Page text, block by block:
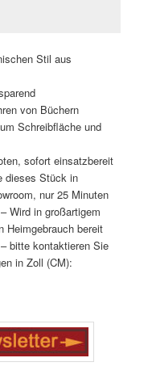
Stil aus
von Büchern
Schreibfläche und
sofort einsatzbereit
dieses Stück in
nur 25 Minuten
Wird in großartigem
Heimgebrauch bereit
bitte kontaktieren Sie
in Zoll (CM):